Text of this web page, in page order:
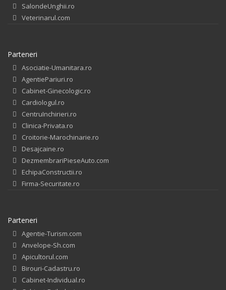
SalondeUnghii.ro
Veterinarul.com
Parteneri
Asociatie-Umanitara.ro
AgentiePariuri.ro
Cabinet-Ginecologic.ro
Cardiologul.ro
CentruInchirieri.ro
Clinica-Privata.ro
Croitorie-Marochinarie.ro
Desajcaine.ro
DezmembrariPieseAuto.com
EchipaConstructii.ro
Firma-Securitate.ro
Parteneri
Agentie-Turism.com
Anvelope-Sh.com
Apicultorul.com
Birouri-Cadastru.ro
Cabinet-Individual.ro